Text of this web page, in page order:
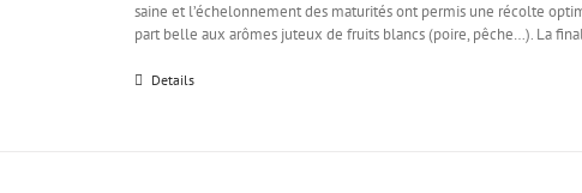
saine et l’échelonnement des maturités ont permis une récolte
part belle aux arômes juteux de fruits blancs (poire, pêche…). La
Details